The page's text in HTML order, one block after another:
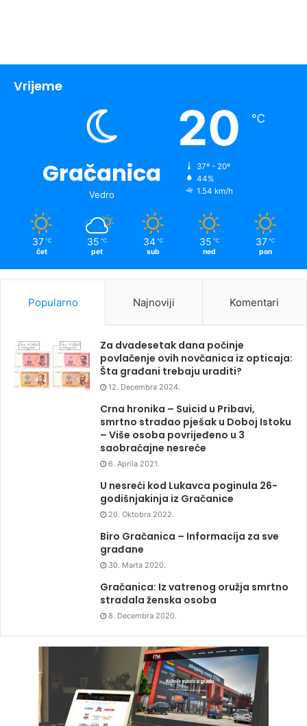
Vrijeme
Gračanica
Vedro
20 ℃
37º - 20º
44%
1.54 km/h
37 ℃
čet
35 ℃
pet
34 ℃
sub
35 ℃
ned
37 ℃
pon
Popularno Najnoviji Komentari
Za dvadesetak dana počinje
povlačenje ovih novčanica iz opticaja:
Šta građani trebaju uraditi?
12. Decembra 2024.
Crna hronika – Suicid u Pribavi,
smrtno stradao pješak u Doboj Istoku
– Više osoba povrijeđeno u 3
saobraćajne nesreće
6. Aprila 2021.
U nesreći kod Lukavca poginula 26-
godišnjakinja iz Gračanice
20. Oktobra 2022.
Biro Gračanica – Informacija za sve
građane
30. Marta 2020.
Gračanica: Iz vatrenog oružja smrtno
stradala ženska osoba
8. Decembra 2020.